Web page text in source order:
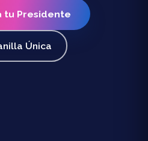
tu Presidente
Única